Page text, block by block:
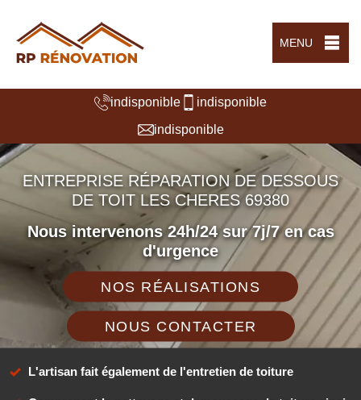
MENU
indisponible
indisponible
indisponible
ENTREPRISE RÉPARATION DE DESSOUS
DE TOIT LES CHERES 69380
Nous intervenons 24h/24 sur 7j/7 en cas
d'urgence
NOS RÉALISATIONS
NOUS CONTACTER
L'artisan fait également de l'entretien de toiture